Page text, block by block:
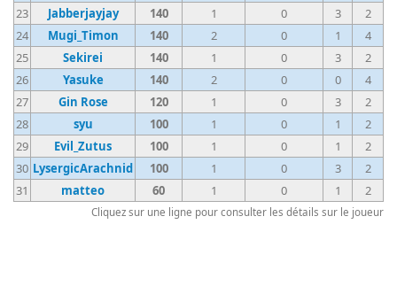
23
Jabberjayjay 140 1 0 3
2
24
Mugi_Timon 140 2 0 1
4
25
Sekirei 140 1 0 3
2
26
Yasuke 140 2 0 0
4
27
Gin Rose 120 1 0 3
2
28
syu 100 1 0 1
2
29
Evil_Zutus 100 1 0 1
2
30 LysergicArachnid 100 1 0 3
2
31
matteo 60 1 0 1 2
Cliquez sur une ligne pour consulter les détails sur le joueur